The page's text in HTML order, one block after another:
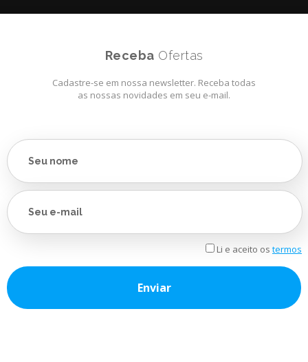
Receba Ofertas
Cadastre-se em nossa newsletter. Receba todas
as nossas novidades em seu e-mail.
Li e aceito os termos
Enviar